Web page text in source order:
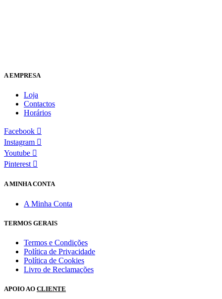
A EMPRESA
Loja
Contactos
Horários
Facebook
Instagram
Youtube
Pinterest
A MINHA CONTA
A Minha Conta
TERMOS GERAIS
Termos e Condições
Política de Privacidade
Política de Cookies
Livro de Reclamações
APOIO AO CLIENTE